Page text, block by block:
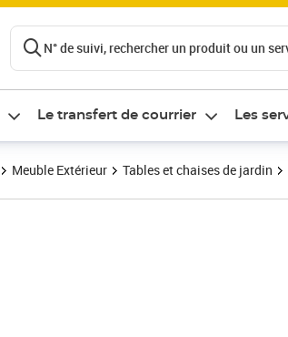
N° de suivi, rechercher un produit ou un
Le transfert de courrier Les
Meuble Extérieur Tables et chaises de jardin